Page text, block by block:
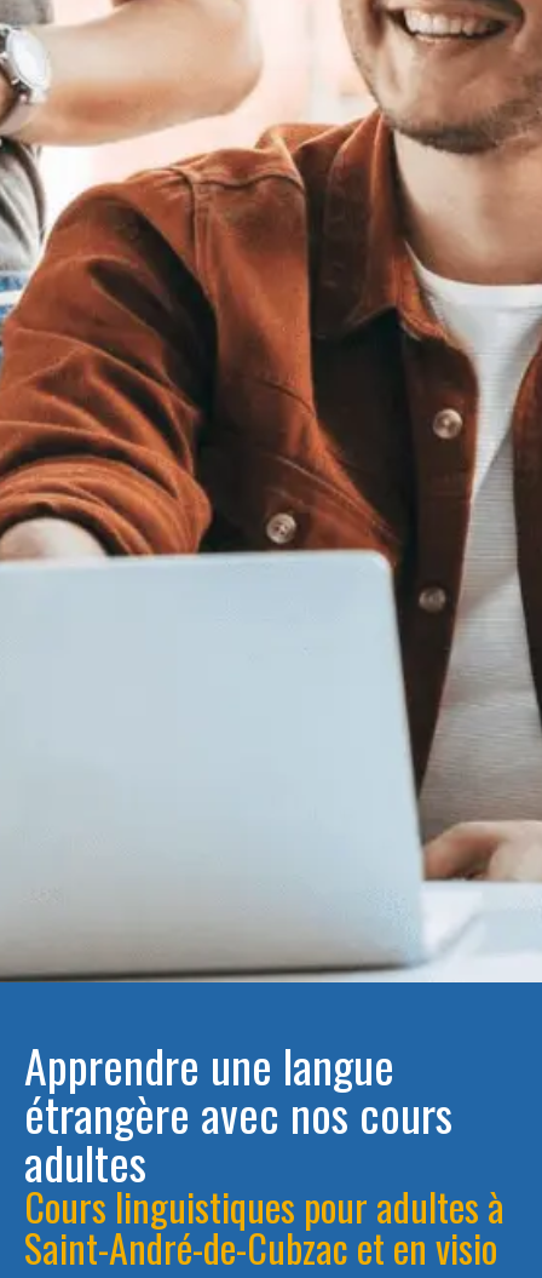
Apprendre une langue
étrangère avec nos cours
adultes
Cours linguistiques pour adultes à
Saint-André-de-Cubzac et en visio